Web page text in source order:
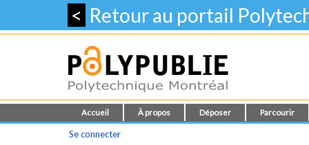
< Retour au portail
Accueil À propos Déposer Parcourir
Se connecter